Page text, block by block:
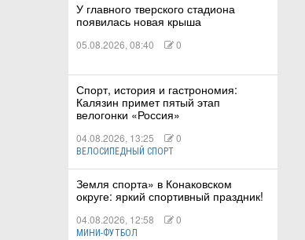
У главного тверского стадиона
появилась новая крыша
05.08.2026, 08:40 0
Спорт, история и гастрономия:
Калязин примет пятый этап
велогонки «Россия»
04.08.2026, 13:25 0
ВЕЛОСИПЕДНЫЙ СПОРТ
Земля спорта» в Конаковском
округе: яркий спортивный праздник!
04.08.2026, 12:58 0
МИНИ-ФУТБОЛ